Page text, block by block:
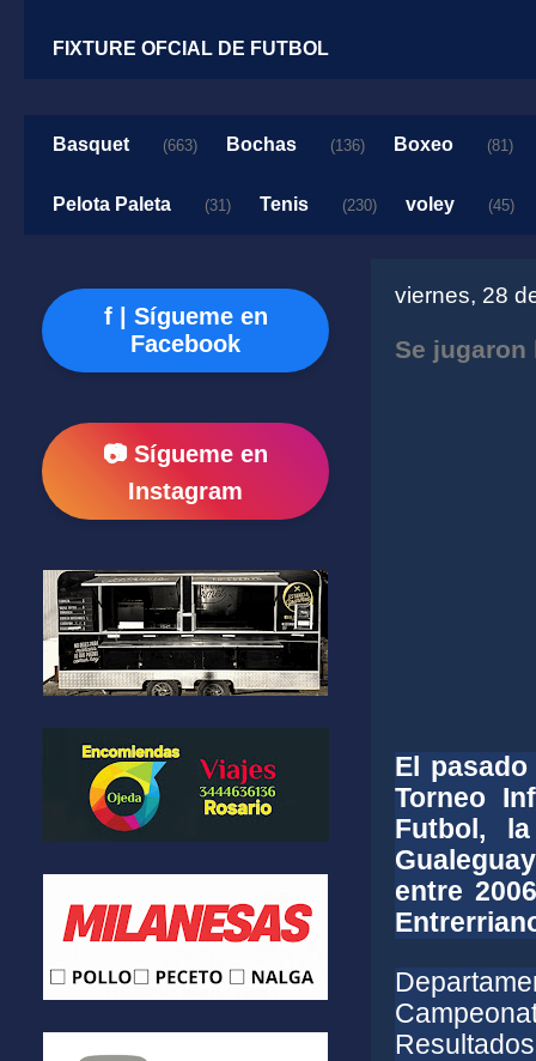
FIXTURE OFCIAL DE FUTBOL
Basquet (663) Bochas (136) Boxeo (81)
Pelota Paleta (31) Tenis (230) voley (45)
viernes, 28
Se
El
Torneo
Futbol,
entre
f | Sígueme en
Facebook
📷 Sígueme en
Instagram